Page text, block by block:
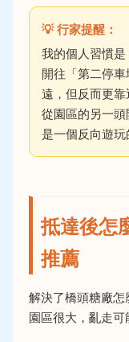
我的個人習慣
開往「第二停
遠，但反而更
從園區的另一
是一個反向遊玩
抵達後怎
推薦
解決了橋頭糖廠
園區很大，亂走可